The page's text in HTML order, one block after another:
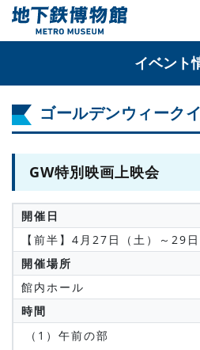
イベント
ゴールデンウィーク
GW特別映画上映会
開催日
【前半】4月27日（土）～29日
開催場所
館内ホール
時間
（1）午前の部